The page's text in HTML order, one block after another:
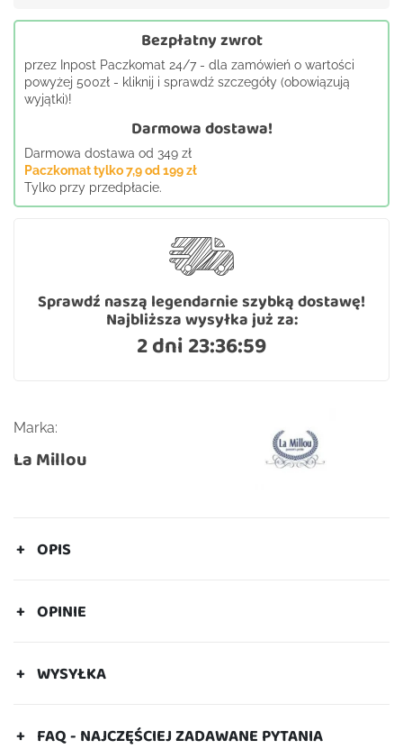
Bezpłatny zwrot
przez Inpost Paczkomat 24/7 - dla zamówień o wartości
powyżej 500zł - kliknij i sprawdź szczegóły (obowiązują
wyjątki)!
Darmowa dostawa!
Darmowa dostawa od 349 zł
Paczkomat tylko 7,9 od 199 zł
Tylko przy przedpłacie.
Sprawdź naszą legendarnie szybką dostawę!
Najbliższa wysyłka już za:
2 dni 23:36:59
Marka:
La Millou
OPIS
OPINIE
WYSYŁKA
FAQ - NAJCZĘŚCIEJ ZADAWANE PYTANIA